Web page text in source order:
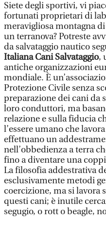
Siete degli sportivi, vi
fortunati proprietari di
meravigliosa montagna
un terranova? Potreste
da salvataggio nautico
Italiana Cani Salvataggio,
antiche organizzazioni
mondiale. È
Protezione Civile senza
preparazione dei cani da
loro conduttori, ma
relazione e sulla fiducia
l’essere umano che
effettuano un
nell’obbedienza a terra
fino a diventare una
La filosofia addestrativa
esclusivamente metodi
coercizione, ma si lavora
questi cani; è inutile
segugio, o rott o beagle,